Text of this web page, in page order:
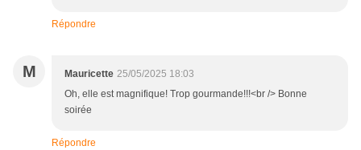
Répondre
M Mauricette 25/05/2025 18:03
Oh, elle est magnifique! Trop gourmande!!!<br /> Bonne
soirée
Répondre